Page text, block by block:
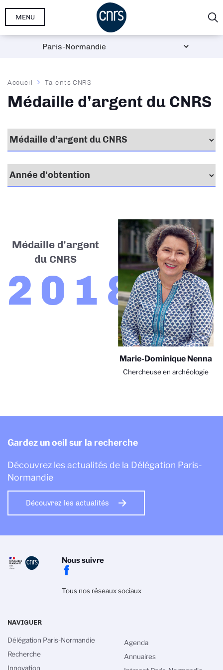
Aller
MENU
Fil
d'Ariane
Accueil Talents CNRS
Médaille d’argent du CNRS
Médaille d’argent
du CNRS
2018
Marie-Dominique Nenna
Chercheuse en archéologie
Gardez un oeil sur la recherche
Découvrez les actualités de la Délégation Paris-
Normandie
Découvrez les actualités
Nous suivre
Tous nos réseaux sociaux
NAVIGUER
Délégation Paris-Normandie
Recherche
Innovation
Agenda
Annuaires